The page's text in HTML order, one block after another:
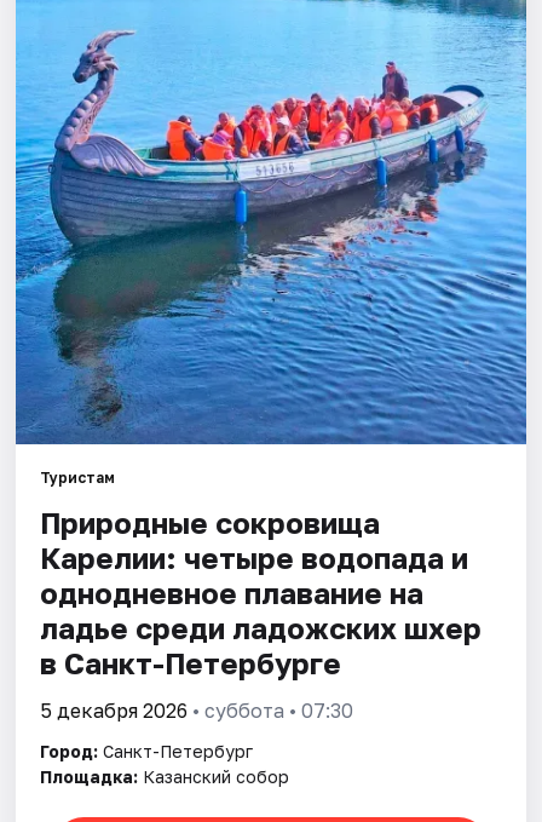
Города
Площадки
Артисты
Рейтинги
Туристам
Природные сокровища
Карелии: четыре водопада и
однодневное плавание на
ладье среди ладожских шхер
в Санкт-Петербурге
5 декабря 2026 • суббота • 07:30
Город: Санкт-Петербург
Площадка: Казанский собор